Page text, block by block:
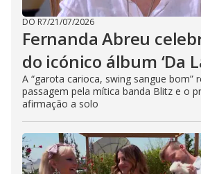
DO R7/21/07/2026
Fernanda Abreu
do icónico álbum ‘Da
A “garota carioca, swing sangue bom”
passagem pela mítica banda Blitz e o
afirmação a solo